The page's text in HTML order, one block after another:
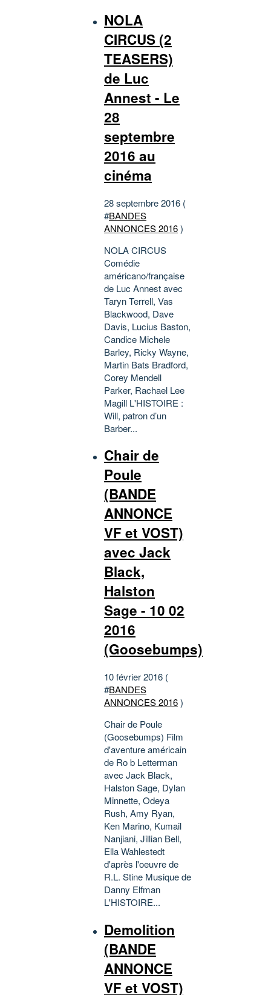
NOLA
CIRCUS (2
TEASERS)
de Luc
Annest - Le
28
septembre
2016 au
cinéma
28 septembre 2016 (
#BANDES
ANNONCES 2016)
NOLA CIRCUS
Comédie
américano/française
de Luc Annest avec
Taryn Terrell, Vas
Blackwood, Dave
Davis, Lucius Baston,
Candice Michele
Barley, Ricky Wayne,
Martin Bats Bradford,
Corey Mendell
Parker, Rachael Lee
Magill L'HISTOIRE :
Will, patron d’un
Barber...
Chair de
Poule
(BANDE
ANNONCE
VF et VOST)
avec Jack
Black,
Halston
Sage - 10 02
2016
(Goosebumps)
10 février 2016 (
#BANDES
ANNONCES 2016)
Chair de Poule
(Goosebumps) Film
d'aventure américain
de Ro b Letterman
avec Jack Black,
Halston Sage, Dylan
Minnette, Odeya
Rush, Amy Ryan,
Ken Marino, Kumail
Nanjiani, Jillian Bell,
Ella Wahlestedt
d'après l'oeuvre de
R.L. Stine Musique de
Danny Elfman
L'HISTOIRE...
Demolition
(BANDE
ANNONCE
VF et VOST)